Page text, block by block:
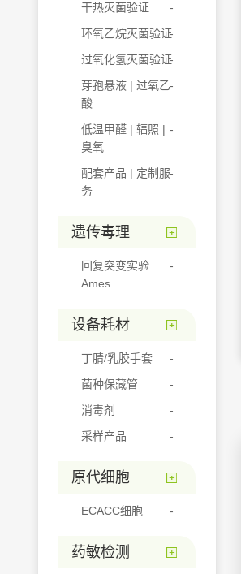
干热灭菌验证
环氧乙烷灭菌验证
过氧化氢灭菌验证
芽孢悬液 | 过氧乙
酸
低温甲醛 | 辐照 |
臭氧
配套产品 | 定制服
务
遗传毒理
回复突变实验
Ames
设备耗材
丁腈/乳胶手套
菌种保藏管
消毒剂
采样产品
原代细胞
ECACC细胞
药敏检测